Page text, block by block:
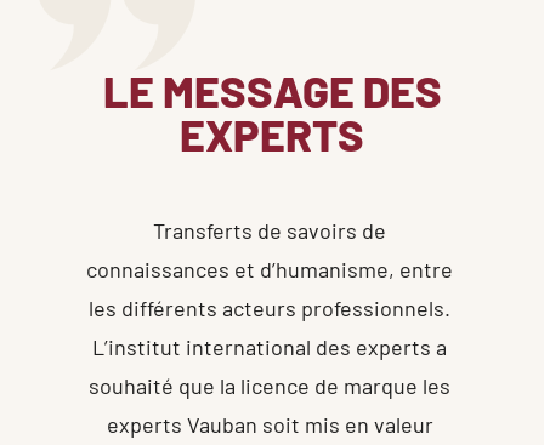
LE MESSAGE DES
EXPERTS
Transferts de savoirs de
connaissances et d’humanisme, entre
les différents acteurs professionnels.
L’institut international des experts a
souhaité que la licence de marque les
experts Vauban soit mis en valeur